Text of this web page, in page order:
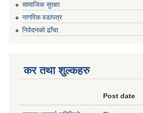
सामाजिक सुरक्षा
नागरिक वडापत्र
निवेदनको ढाँचा
कर तथा शुल्कहरु
Post date